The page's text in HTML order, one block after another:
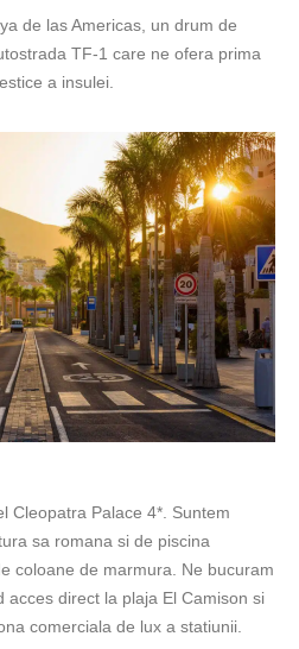
de las Americas, un drum de
TF-1 care ne ofera prima
a insulei.
Cleopatra Palace 4*. Suntem
sa romana si de piscina
coloane de marmura. Ne bucuram
acces direct la plaja El Camison si
comerciala de lux a statiunii.